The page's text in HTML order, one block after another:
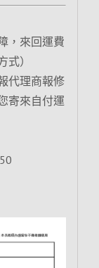
，來回運費
）
代理商報修
寄來自付運